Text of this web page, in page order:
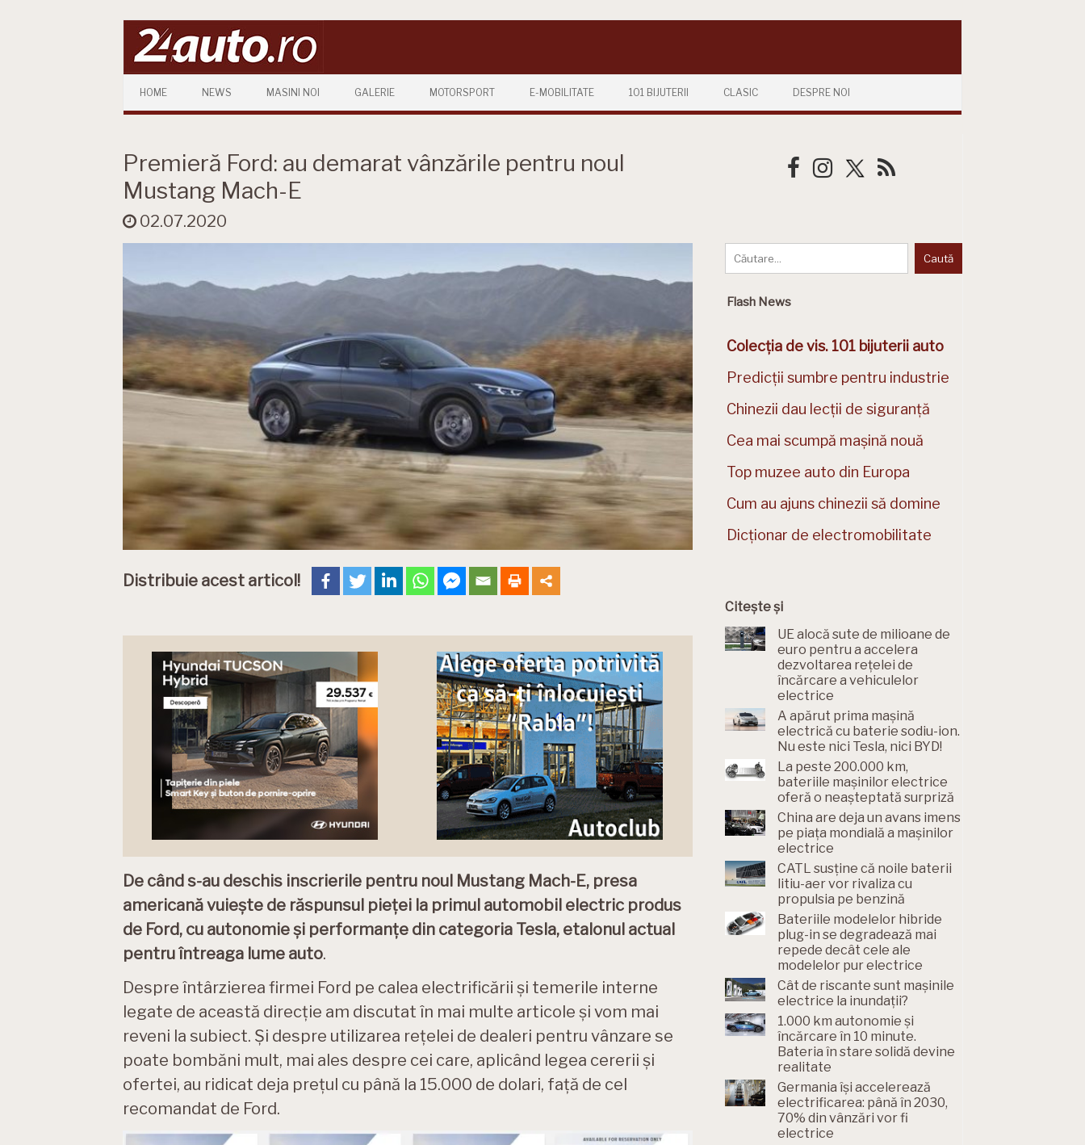
HOME NEWS MASINI NOI GALERIE MOTORSPORT E-MOBILITATE 101 BIJUTERII CLASIC DESPRE NOI
Premieră Ford: au demarat vânzările pentru noul
Mustang Mach-E
02.07.2020
Distribuie acest articol!
De când s-au deschis inscrierile pentru noul Mustang Mach-E, presa
americană vuiește de răspunsul pieței la primul automobil electric produs
de Ford, cu autonomie și performanțe din categoria Tesla, etalonul actual
pentru întreaga lume auto.
Despre întârzierea firmei Ford pe calea electrificării și temerile interne
legate de această direcție am discutat în mai multe articole și vom mai
reveni la subiect. Și despre utilizarea rețelei de dealeri pentru vânzare se
poate bombăni mult, mai ales despre cei care, aplicând legea cererii și
ofertei, au ridicat deja prețul cu până la 15.000 de dolari, față de cel
recomandat de Ford.
Flash News
Colecția de vis. 101 bijuterii auto
Predicții sumbre pentru industrie
Chinezii dau lecții de siguranță
Cea mai scumpă mașină nouă
Top muzee auto din Europa
Cum au ajuns chinezii să domine
Dicționar de electromobilitate
Citește și
UE alocă sute de milioane de
euro pentru a accelera
dezvoltarea rețelei de
încărcare a vehiculelor
electrice
A apărut prima mașină
electrică cu baterie sodiu-ion.
Nu este nici Tesla, nici BYD!
La peste 200.000 km,
bateriile mașinilor electrice
oferă o neașteptată surpriză
China are deja un avans imens
pe piața mondială a mașinilor
electrice
CATL susține că noile baterii
litiu-aer vor rivaliza cu
propulsia pe benzină
Bateriile modelelor hibride
plug-in se degradează mai
repede decât cele ale
modelelor pur electrice
Cât de riscante sunt mașinile
electrice la inundații?
1.000 km autonomie și
încărcare în 10 minute.
Bateria în stare solidă devine
realitate
Germania își accelerează
electrificarea: până în 2030,
70% din vânzări vor fi
electrice